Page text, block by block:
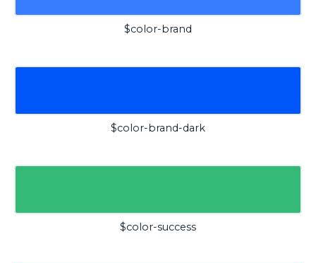
$color-brand
$color-brand-dark
$color-success